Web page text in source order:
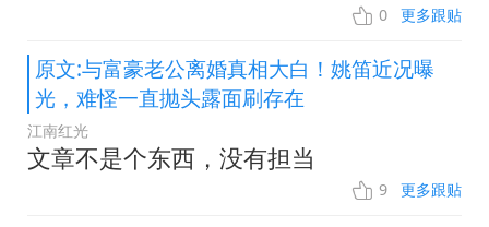
0 更多跟贴
原文:与富豪老公离婚真相大白！姚笛近况曝
光，难怪一直抛头露面刷存在
江南红光
文章不是个东西，没有担当
9 更多跟贴